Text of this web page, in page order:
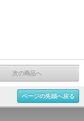
次の商品へ
ページの先頭へ戻る